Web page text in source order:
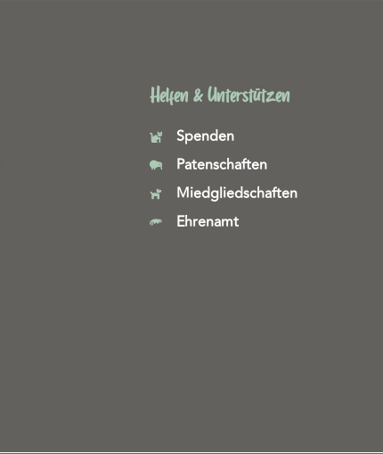
Helfen & Unterstützen
Spenden
Patenschaften
Miedgliedschaften
Ehrenamt